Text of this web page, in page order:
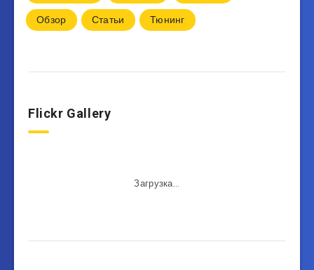
Обзор
Статьи Тюнинг
Flickr Gallery
Загрузка...